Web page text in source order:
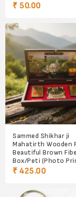
₹ 50.00
Sammed Shikhar ji
Mahatirth Wooden
Beautiful Brown
Box/Peti (Photo
₹ 425.00